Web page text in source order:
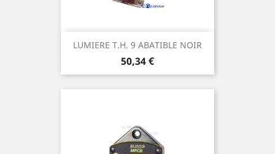
LUMIERE T.H. 9 ABATIBLE NOIR
Prix
50,34 €